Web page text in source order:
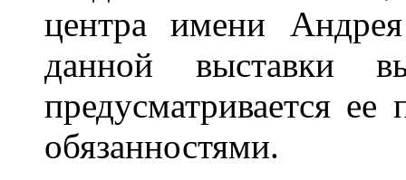
центра имени
данной выставки
предусматривается
обязанностями.